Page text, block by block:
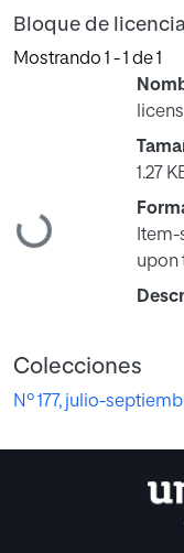
Bloque de
Mostrando 1 - 1 de 1
Cargando...
1.27
upon
Colecciones
Nº 177, julio-